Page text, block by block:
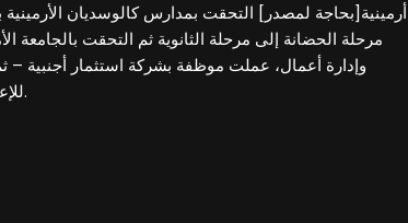
أرمينية[بحاجة لمصدر] التحقت بمدارس كالوسديان الأرمينية
مرحلة الحضانة إلى مرحلة الثانوية ثم التحقت بالجامعة
وإدارة أعمال، عملت موظفة بشركة استثمار أجنبية
للإعلانات كمطربة إعلانات.